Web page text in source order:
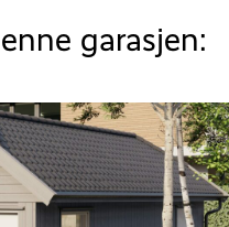
garasjen: